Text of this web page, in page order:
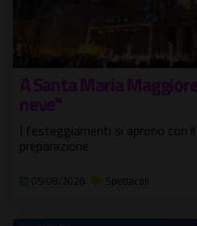
A Santa Maria
neve"
I festeggiamenti si aprono con
preparazione
05/08/2026 Spettacoli